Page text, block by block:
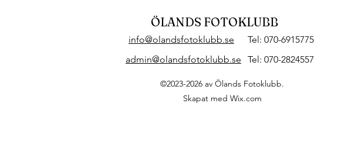
ÖLANDS FOTOKLUBB
info@olandsfotoklubb.se
Tel: 070-6915775
admin@olandsfotoklubb.se
Tel: 070-2824557
©2023-2026 av Ölands Fotoklubb.
Skapat med Wix.com